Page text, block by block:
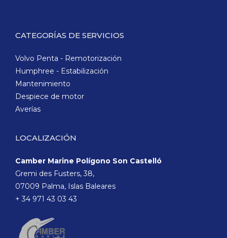
CATEGORÍAS DE SERVICIOS
Volvo Penta - Remotorización
Humphree - Estabilización
Mantenimiento
Despiece de motor
Averías
LOCALIZACIÓN
Camber Marine Polígono Son Castelló
Gremi des Fusters, 38,
07009 Palma, Islas Baleares
+ 34 971 43 03 43